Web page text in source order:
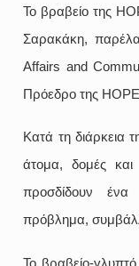
Το βραβείο της
Σαρακάκη,
Affairs and
Πρόεδρο της
Κατά τη διάρκεια
άτομα, δομές
προσδίδουν
πρόβλημα,